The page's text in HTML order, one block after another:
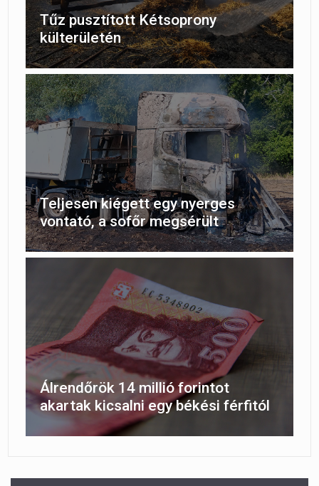
Tűz pusztított Kétsoprony
külterületén
Teljesen kiégett egy nyerges
vontató, a sofőr megsérült
Álrendőrök 14 millió forintot
akartak kicsalni egy békési férfitól